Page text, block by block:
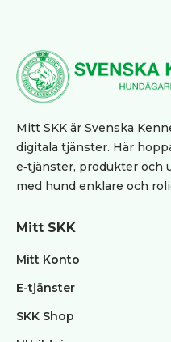
Mitt SKK är Svenska
digitala tjänster. Här
e‑tjänster, produkter och
med hund enklare och
Mitt SKK
Mitt Konto
E-tjänster
SKK Shop